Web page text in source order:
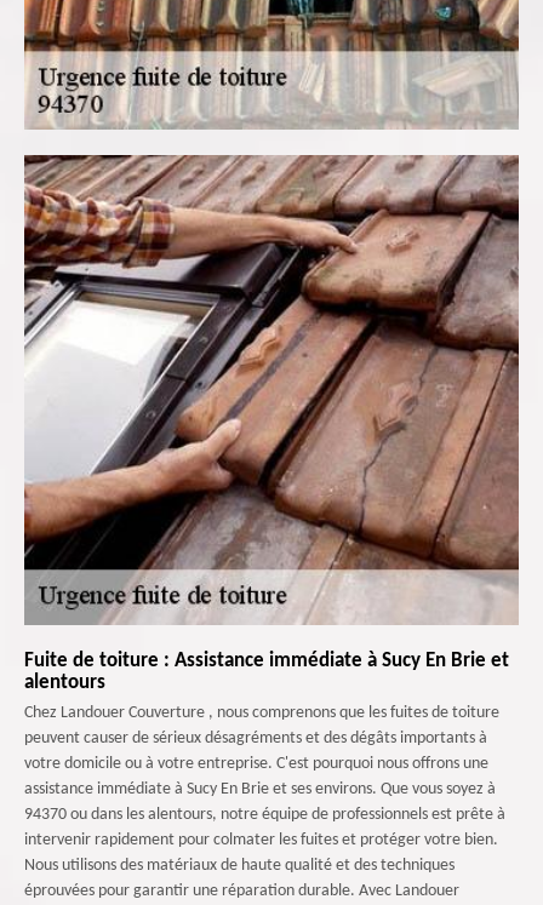
Fuite de toiture : Assistance immédiate à Sucy En Brie et
alentours
Chez Landouer Couverture , nous comprenons que les fuites de toiture
peuvent causer de sérieux désagréments et des dégâts importants à
votre domicile ou à votre entreprise. C'est pourquoi nous offrons une
assistance immédiate à Sucy En Brie et ses environs. Que vous soyez à
94370 ou dans les alentours, notre équipe de professionnels est prête à
intervenir rapidement pour colmater les fuites et protéger votre bien.
Nous utilisons des matériaux de haute qualité et des techniques
éprouvées pour garantir une réparation durable. Avec Landouer